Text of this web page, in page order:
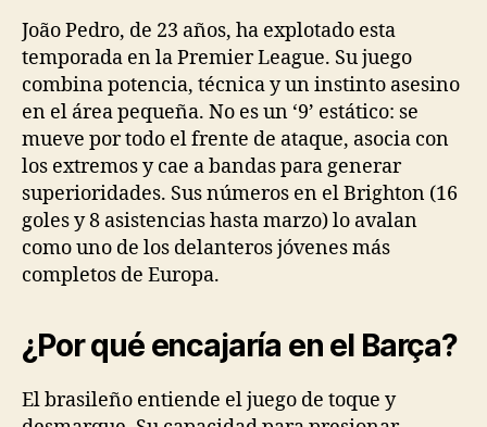
João Pedro, de 23 años, ha explotado esta
temporada en la Premier League. Su juego
combina potencia, técnica y un instinto asesino
en el área pequeña. No es un ‘9’ estático: se
mueve por todo el frente de ataque, asocia con
los extremos y cae a bandas para generar
superioridades. Sus números en el Brighton (16
goles y 8 asistencias hasta marzo) lo avalan
como uno de los delanteros jóvenes más
completos de Europa.
¿Por qué encajaría en el Barça?
El brasileño entiende el juego de toque y